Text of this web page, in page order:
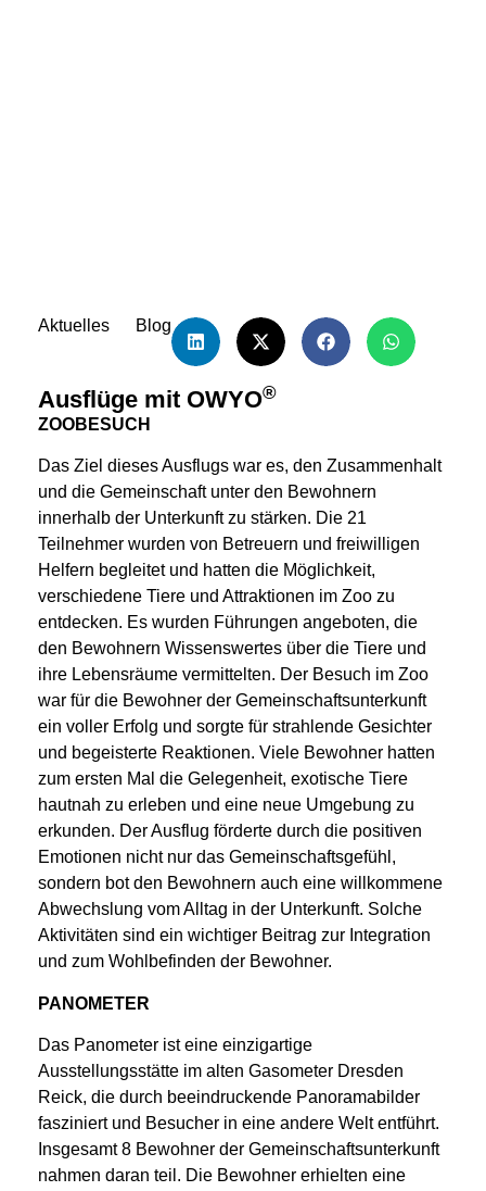
Aktuelles Blog
Ausflüge mit OWYO®
ZOOBESUCH
Das Ziel dieses Ausflugs war es, den Zusammenhalt
und die Gemeinschaft unter den Bewohnern
innerhalb der Unterkunft zu stärken. Die 21
Teilnehmer wurden von Betreuern und freiwilligen
Helfern begleitet und hatten die Möglichkeit,
verschiedene Tiere und Attraktionen im Zoo zu
entdecken. Es wurden Führungen angeboten, die
den Bewohnern Wissenswertes über die Tiere und
ihre Lebensräume vermittelten. Der Besuch im Zoo
war für die Bewohner der Gemeinschaftsunterkunft
ein voller Erfolg und sorgte für strahlende Gesichter
und begeisterte Reaktionen. Viele Bewohner hatten
zum ersten Mal die Gelegenheit, exotische Tiere
hautnah zu erleben und eine neue Umgebung zu
erkunden. Der Ausflug förderte durch die positiven
Emotionen nicht nur das Gemeinschaftsgefühl,
sondern bot den Bewohnern auch eine willkommene
Abwechslung vom Alltag in der Unterkunft. Solche
Aktivitäten sind ein wichtiger Beitrag zur Integration
und zum Wohlbefinden der Bewohner.
PANOMETER
Das Panometer ist eine einzigartige
Ausstellungsstätte im alten Gasometer Dresden
Reick, die durch beeindruckende Panoramabilder
fasziniert und Besucher in eine andere Welt entführt.
Insgesamt 8 Bewohner der Gemeinschaftsunterkunft
nahmen daran teil. Die Bewohner erhielten eine